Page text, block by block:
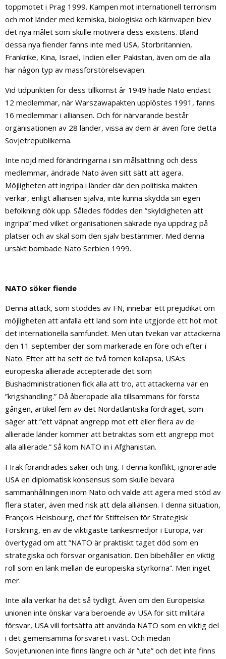
toppmötet i Prag 1999. Kampen mot internationell terrorism
och mot länder med kemiska, biologiska och kärnvapen blev
det nya målet som skulle motivera dess existens. Bland
dessa nya fiender fanns inte med USA, Storbritannien,
Frankrike, Kina, Israel, Indien eller Pakistan, även om de alla
har någon typ av massförstörelsevapen.
Vid tidpunkten för dess tillkomst år 1949 hade Nato endast
12 medlemmar, när Warszawapakten upplöstes 1991, fanns
16 medlemmar i alliansen. Och för närvarande består
organisationen av 28 länder, vissa av dem är även före detta
Sovjetrepublikerna.
Inte nöjd med förändringarna i sin målsättning och dess
medlemmar, ändrade Nato även sitt sätt att agera.
Möjligheten att ingripa i länder där den politiska makten
verkar, enligt alliansen själva, inte kunna skydda sin egen
befolkning dök upp. Således föddes den ”skyldigheten att
ingripa” med vilket organisationen säkrade nya uppdrag på
platser och av skäl som den själv bestämmer. Med denna
ursäkt bombade Nato Serbien 1999.
NATO söker fiende
Denna attack, som stöddes av FN, innebar ett prejudikat om
möjligheten att anfalla ett land som inte utgjorde ett hot mot
det internationella samfundet. Men utan tvekan var attackerna
den 11 september der som markerade en före och efter i
Nato. Efter att ha sett de två tornen kollapsa, USA:s
europeiska allierade accepterade det som
Bushadministrationen fick alla att tro, att attackerna var en
”krigshandling.” Då åberopade alla tillsammans för första
gången, artikel fem av det Nordatlantiska fördraget, som
säger att ”ett väpnat angrepp mot ett eller flera av de
allierade länder kommer att betraktas som ett angrepp mot
alla allierade.” Så kom NATO in i Afghanistan.
I Irak förändrades saker och ting. I denna konflikt, ignorerade
USA en diplomatisk konsensus som skulle bevara
sammanhållningen inom Nato och valde att agera med stöd av
flera stater, även med risk att dela alliansen. I denna situation,
François Heisbourg, chef för Stiftelsen för Strategisk
Forskning, en av de viktigaste tankesmedjor i Europa, var
övertygad om att ”NATO är praktiskt taget död som en
strategiska och försvar organisation. Den bibehåller en viktig
roll som en länk mellan de europeiska styrkorna”. Men inget
mer.
Inte alla verkar ha det så tydligt. Även om den Europeiska
unionen inte önskar vara beroende av USA för sitt militära
försvar, USA vill fortsätta att använda NATO som en viktig del
i det gemensamma försvaret i väst. Och medan
Sovjetunionen inte finns längre och är ”ute” och det inte finns